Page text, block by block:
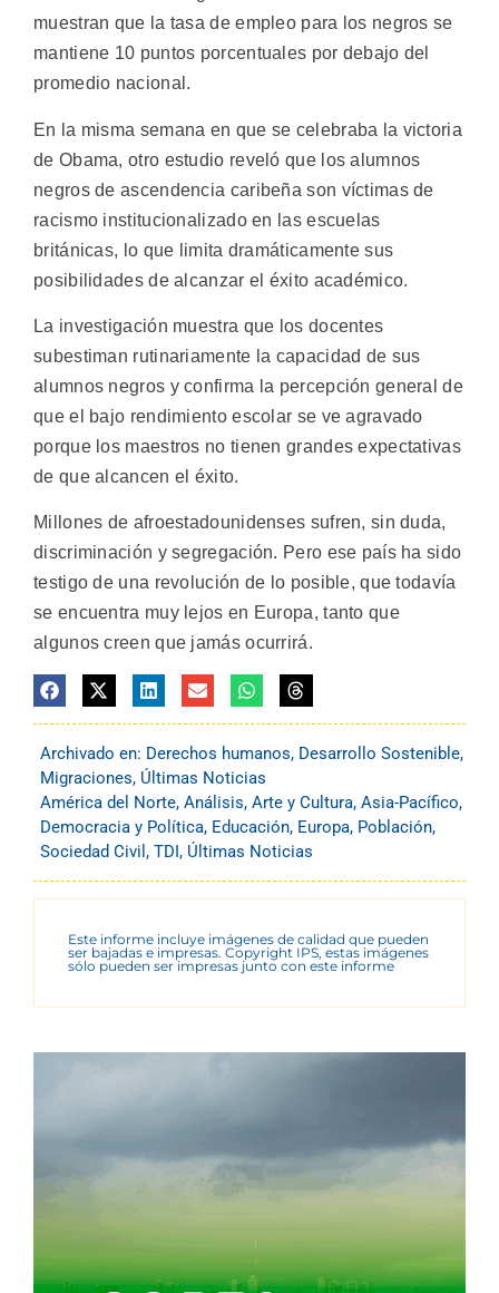
muestran que la tasa de empleo para los negros se
mantiene 10 puntos porcentuales por debajo del
promedio nacional.
En la misma semana en que se celebraba la victoria
de Obama, otro estudio reveló que los alumnos
negros de ascendencia caribeña son víctimas de
racismo institucionalizado en las escuelas
británicas, lo que limita dramáticamente sus
posibilidades de alcanzar el éxito académico.
La investigación muestra que los docentes
subestiman rutinariamente la capacidad de sus
alumnos negros y confirma la percepción general de
que el bajo rendimiento escolar se ve agravado
porque los maestros no tienen grandes expectativas
de que alcancen el éxito.
Millones de afroestadounidenses sufren, sin duda,
discriminación y segregación. Pero ese país ha sido
testigo de una revolución de lo posible, que todavía
se encuentra muy lejos en Europa, tanto que
algunos creen que jamás ocurrirá.
Archivado en: Derechos humanos, Desarrollo Sostenible,
Migraciones, Últimas Noticias
América del Norte, Análisis, Arte y Cultura, Asia-Pacífico,
Democracia y Política, Educación, Europa, Población,
Sociedad Civil , TDI, Últimas Noticias
Este informe incluye imágenes de calidad que pueden
ser bajadas e impresas. Copyright IPS, estas imágenes
sólo pueden ser impresas junto con este informe